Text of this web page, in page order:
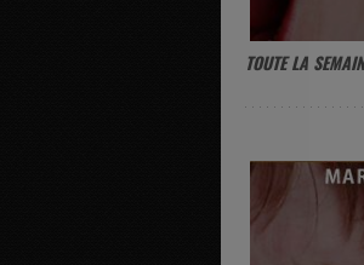
TOUTE LA